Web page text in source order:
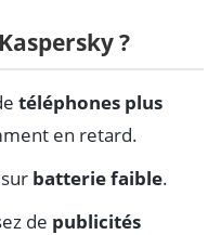
?
téléphones plus
en retard.
batterie faible.
de publicités